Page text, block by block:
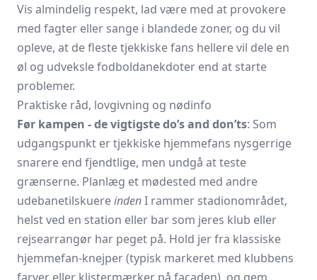
Vis almindelig respekt, lad være med at provokere
med fagter eller sange i blandede zoner, og du vil
opleve, at de fleste tjekkiske fans hellere vil dele en
øl og udveksle fodboldanekdoter end at starte
problemer.
Praktiske råd, lovgivning og nødinfo
Før kampen - de vigtigste do’s and don’ts: Som
udgangspunkt er tjekkiske hjemmefans nysgerrige
snarere end fjendtlige, men undgå at teste
grænserne. Planlæg et mødested med andre
udebanetilskuereindenI rammer stadionområdet,
helst ved en station eller bar som jeres klub eller
rejsearrangør har peget på. Hold jer fra klassiske
hjemmefan-knejper (typisk markeret med klubbens
farver eller klistermærker på facaden), og gem